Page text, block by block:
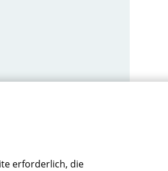
erforderlich, die